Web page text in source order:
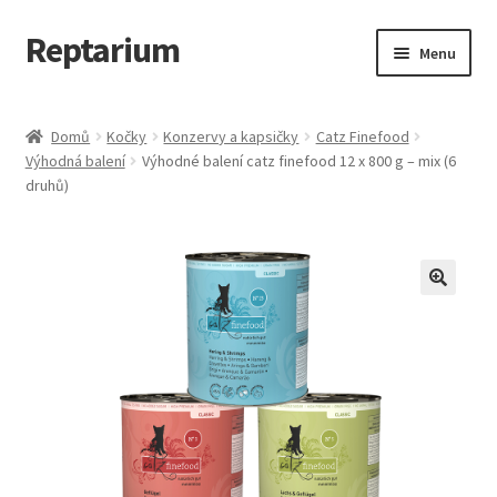
Přeskočit
na
Přejít
k
webu
Reptarium Menu
Košík
Vše pro kočky
Domů Kočky Konzervy a kapsičky
Catz Finefood
Výhodná balení
Výhodné balení catz finefood 12 x 800 g – mix (6
druhů)